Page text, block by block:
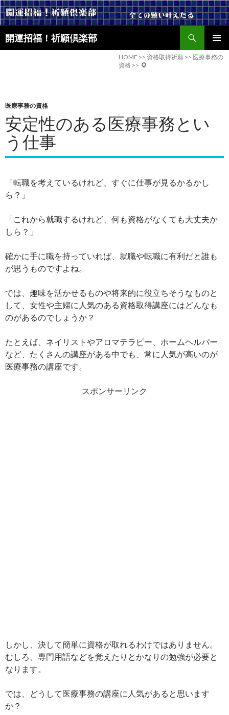
開運招福！祈願倶楽部
索
メインメ
ニュー
ス
キ
ッ
プ
HOME >> 資格取得祈願 >> 医療事務の
資格 >>
医療事務の資格
安定性のある医療事務とい
う仕事
「転職を考えているけれど、すぐに仕事が見るかるかし
ら？」
「これから就職するけれど、何も資格がなくても大丈夫か
しら？」
確かに手に職を持っていれば、就職や転職に有利だと誰も
が思うものですよね。
では、趣味を活かせるものや将来的に役立ちそうなものと
して、女性や主婦に人気のある資格取得講座にはどんなも
のがあるのでしょうか？
たとえば、ネイリストやアロマテラピー、ホームヘルパー
など、たくさんの講座がある中でも、常に人気が高いのが
医療事務の講座です。
スポンサーリンク
しかし、決して簡単に資格が取れるわけではありません。
むしろ、専門用語などを覚えたりとかなりの勉強が必要と
なります。
では、どうして医療事務の講座に人気があると思います
か？